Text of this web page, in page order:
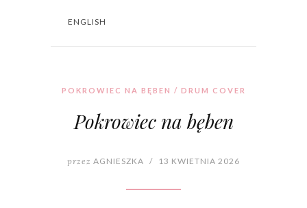
ENGLISH
POKROWIEC NA BĘBEN / DRUM COVER
Pokrowiec na bęben
przez AGNIESZKA / 13 KWIETNIA 2026